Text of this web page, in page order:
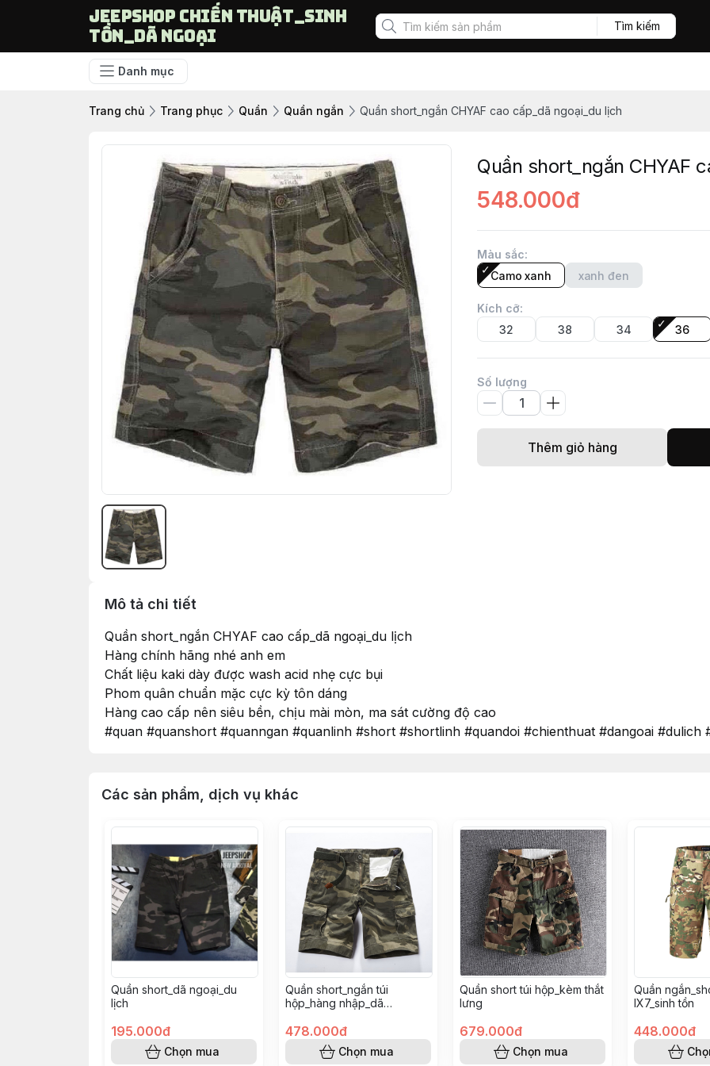
Jeepshop chiến thuật_sinh
tồn_dã ngoại
Tìm kiếm
Danh mục
Trang chủ Trang phục Quần Quần ngắn Quần short_ngắn CHYAF cao cấp_dã ngoại_du lịch
Quần short_ngắn CHYAF
548.000đ
Màu sắc:
Camo xanh
xanh đen
Kích cỡ:
32
38 34 36
Số lượng
Thêm giỏ hàng
Mô tả chi tiết
Quần short_ngắn CHYAF cao cấp_dã ngoại_du lịch
Hàng chính hãng nhé anh em
Chất liệu kaki dày được wash acid nhẹ cực bụi
Phom quân chuẩn mặc cực kỳ tôn dáng
Hàng cao cấp nên siêu bền, chịu mài mòn, ma sát cường độ cao
#quan #quanshort #quanngan #quanlinh #short #shortlinh #quandoi #chienthuat #dangoai #dulich
Các sản phẩm, dịch vụ khác
Quần short_dã ngoại_du
lịch
195.000đ
Chọn mua
Quần short_ngắn túi
hộp_hàng nhập_dã
478.000đ
Chọn mua
Quần short túi hộp_kèm thắt
lưng
679.000đ
Chọn mua
Quần
IX7_sinh tồn
448.000đ